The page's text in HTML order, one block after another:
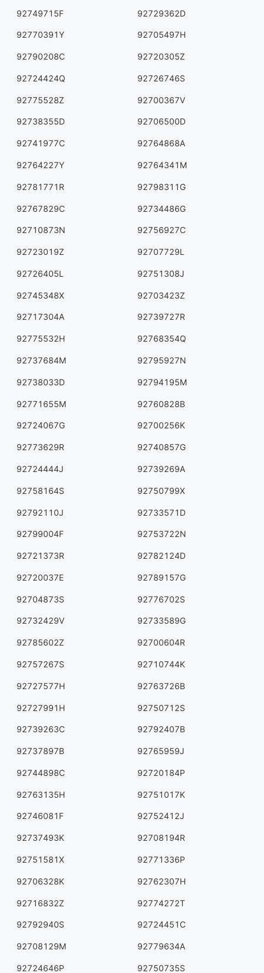
92749715F 92729362D
92770391Y 92705497H
92790208C 92720305Z
92724424Q 92726746S
92775528Z 92700367V
92738355D 92706500D
92741977C 92764868A
92764227Y 92764341M
92781771R 92798311G
92767829C 92734486G
92710873N 92756927C
92723019Z 92707729L
92726405L 92751308J
92745348X 92703423Z
92717304A 92739727R
92775532H 92768354Q
92737684M 92795927N
92738033D 92794195M
92771655M 92760828B
92724067G 92700256K
92773629R 92740857G
92724444J 92739269A
92758164S 92750799X
92792110J 92733571D
92799004F 92753722N
92721373R 92782124D
92720037E 92789157G
92704873S 92776702S
92732429V 92733589G
92785602Z 92700604R
92757267S 92710744K
92727577H 92763726B
92727991H 92750712S
92739263C 92792407B
92737897B 92765959J
92744898C 92720184P
92763135H 92751017K
92746081F 92752412J
92737493K 92708194R
92751581X 92771336P
92706328K 92762307H
92716832Z 92774272T
92792940S 92724451C
92708129M 92779634A
92724646P 92750735S